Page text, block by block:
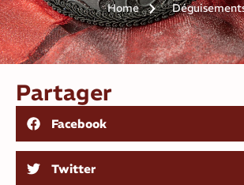
Home
Partager
Facebook
Twitter